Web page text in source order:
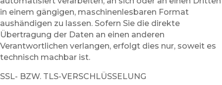
in einem gängigen, maschinenlesbaren Format
aushändigen zu lassen. Sofern Sie die direkte
Übertragung der Daten an einen anderen
Verantwortlichen verlangen, erfolgt dies nur, soweit es
technisch machbar ist.
SSL- BZW. TLS-VERSCHLÜSSELUNG